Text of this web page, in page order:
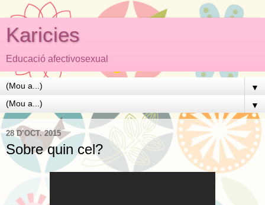
Karicies
Educació afectivosexual
▼
▼
28 D’OCT. 2015
Sobre quin cel?